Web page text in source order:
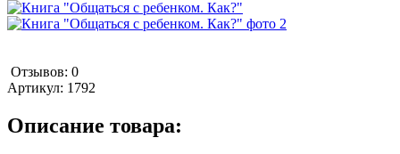
Отзывов: 0
Артикул: 1792
Описание товара: